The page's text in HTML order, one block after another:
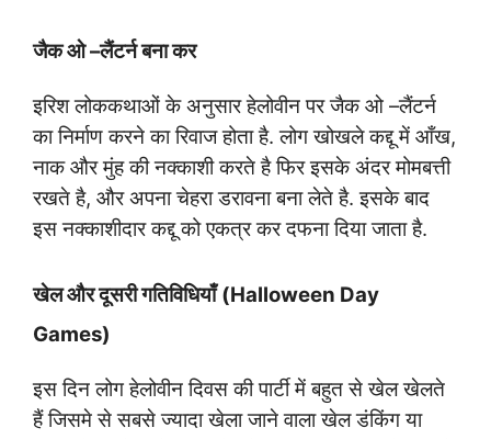
जैक ओ –लैंटर्न बना कर
इरिश लोककथाओं के अनुसार हेलोवीन पर जैक ओ –लैंटर्न
का निर्माण करने का रिवाज होता है. लोग खोखले कद्दू में आँख,
नाक और मुंह की नक्काशी करते है फिर इसके अंदर मोमबत्ती
रखते है, और अपना चेहरा डरावना बना लेते है. इसके बाद
इस नक्काशीदार कद्दू को एकत्र कर दफना दिया जाता है.
खेल और दूसरी गतिविधियाँ (Halloween Day
Games)
इस दिन लोग हेलोवीन दिवस की पार्टी में बहुत से खेल खेलते
हैं जिसमे से सबसे ज्यादा खेला जाने वाला खेल डंकिंग या